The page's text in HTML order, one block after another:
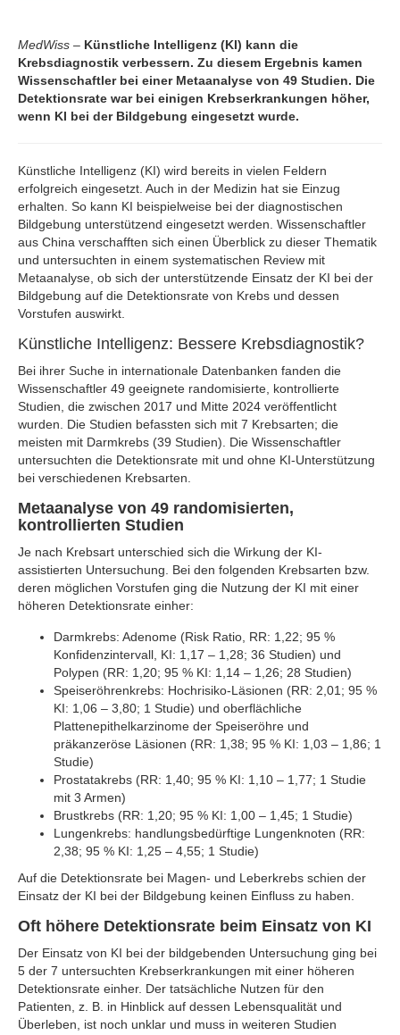
MedWiss – Künstliche Intelligenz (KI) kann die
Krebsdiagnostik verbessern. Zu diesem Ergebnis kamen
Wissenschaftler bei einer Metaanalyse von 49 Studien. Die
Detektionsrate war bei einigen Krebserkrankungen höher,
wenn KI bei der Bildgebung eingesetzt wurde.
Künstliche Intelligenz (KI) wird bereits in vielen Feldern
erfolgreich eingesetzt. Auch in der Medizin hat sie Einzug
erhalten. So kann KI beispielweise bei der diagnostischen
Bildgebung unterstützend eingesetzt werden. Wissenschaftler
aus China verschafften sich einen Überblick zu dieser Thematik
und untersuchten in einem systematischen Review mit
Metaanalyse, ob sich der unterstützende Einsatz der KI bei der
Bildgebung auf die Detektionsrate von Krebs und dessen
Vorstufen auswirkt.
Künstliche Intelligenz: Bessere Krebsdiagnostik?
Bei ihrer Suche in internationale Datenbanken fanden die
Wissenschaftler 49 geeignete randomisierte, kontrollierte
Studien, die zwischen 2017 und Mitte 2024 veröffentlicht
wurden. Die Studien befassten sich mit 7 Krebsarten; die
meisten mit Darmkrebs (39 Studien). Die Wissenschaftler
untersuchten die Detektionsrate mit und ohne KI-Unterstützung
bei verschiedenen Krebsarten.
Metaanalyse von 49 randomisierten,
kontrollierten Studien
Je nach Krebsart unterschied sich die Wirkung der KI-
assistierten Untersuchung. Bei den folgenden Krebsarten bzw.
deren möglichen Vorstufen ging die Nutzung der KI mit einer
höheren Detektionsrate einher:
Darmkrebs: Adenome (Risk Ratio, RR: 1,22; 95 %
Konfidenzintervall, KI: 1,17 – 1,28; 36 Studien) und
Polypen (RR: 1,20; 95 % KI: 1,14 – 1,26; 28 Studien)
Speiseröhrenkrebs: Hochrisiko-Läsionen (RR: 2,01; 95 %
KI: 1,06 – 3,80; 1 Studie) und oberflächliche
Plattenepithelkarzinome der Speiseröhre und
präkanzeröse Läsionen (RR: 1,38; 95 % KI: 1,03 – 1,86; 1
Studie)
Prostatakrebs (RR: 1,40; 95 % KI: 1,10 – 1,77; 1 Studie
mit 3 Armen)
Brustkrebs (RR: 1,20; 95 % KI: 1,00 – 1,45; 1 Studie)
Lungenkrebs: handlungsbedürftige Lungenknoten (RR:
2,38; 95 % KI: 1,25 – 4,55; 1 Studie)
Auf die Detektionsrate bei Magen- und Leberkrebs schien der
Einsatz der KI bei der Bildgebung keinen Einfluss zu haben.
Oft höhere Detektionsrate beim Einsatz von KI
Der Einsatz von KI bei der bildgebenden Untersuchung ging bei
5 der 7 untersuchten Krebserkrankungen mit einer höheren
Detektionsrate einher. Der tatsächliche Nutzen für den
Patienten, z. B. in Hinblick auf dessen Lebensqualität und
Überleben, ist noch unklar und muss in weiteren Studien